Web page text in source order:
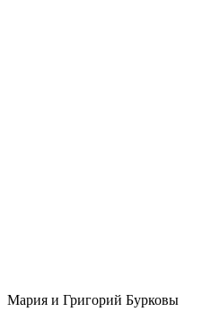
Мария и Григорий Бурковы